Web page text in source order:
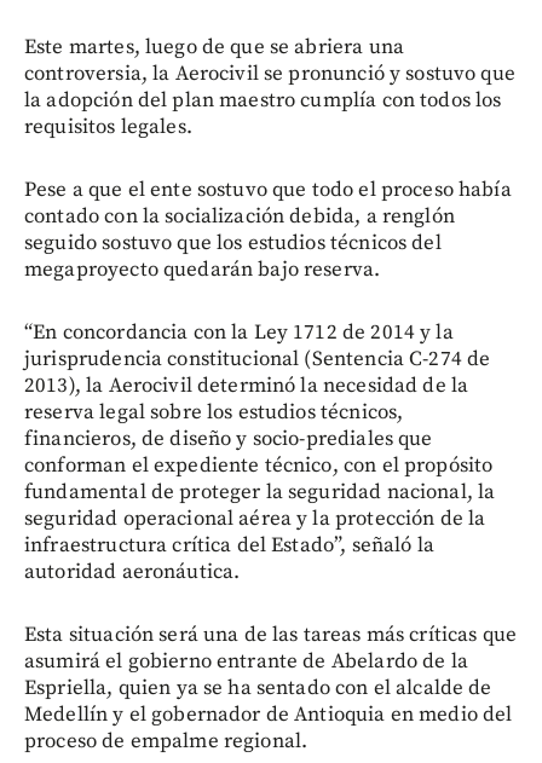
Este martes, luego de que se abriera una
controversia, la Aerocivil se pronunció y sostuvo que
la adopción del plan maestro cumplía con todos los
requisitos legales.
Pese a que el ente sostuvo que todo el proceso había
contado con la socialización debida, a renglón
seguido sostuvo que los estudios técnicos del
megaproyecto quedarán bajo reserva.
“En concordancia con la Ley 1712 de 2014 y la
jurisprudencia constitucional (Sentencia C-274 de
2013), la Aerocivil determinó la necesidad de la
reserva legal sobre los estudios técnicos,
financieros, de diseño y socio-prediales que
conforman el expediente técnico, con el propósito
fundamental de proteger la seguridad nacional, la
seguridad operacional aérea y la protección de la
infraestructura crítica del Estado”, señaló la
autoridad aeronáutica.
Esta situación será una de las tareas más críticas que
asumirá el gobierno entrante de Abelardo de la
Espriella, quien ya se ha sentado con el alcalde de
Medellín y el gobernador de Antioquia en medio del
proceso de empalme regional.